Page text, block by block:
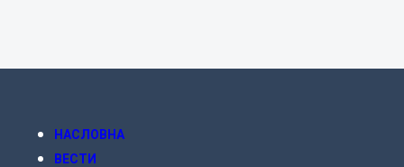
НАСЛОВНА
ВЕСТИ